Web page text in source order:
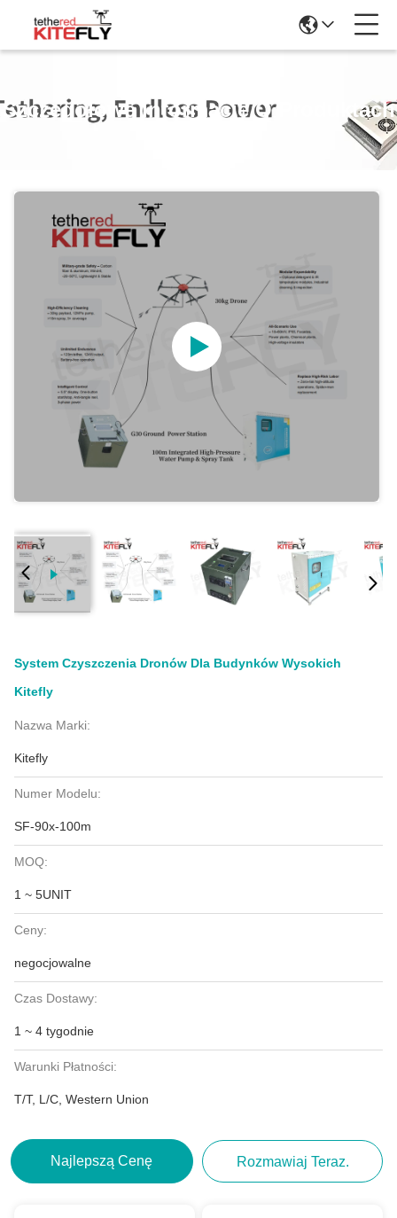
Szczegółowe Informacje O Produktach
System Czyszczenia Dronów Dla Budynków Wysokich
Kitefly
Nazwa Marki:
Kitefly
Numer Modelu:
SF-90x-100m
MOQ:
1 ~ 5UNIT
Ceny:
negocjowalne
Czas Dostawy:
1 ~ 4 tygodnie
Warunki Płatności:
T/T, L/C, Western Union
Najlepszą Cenę Rozmawiaj Teraz.